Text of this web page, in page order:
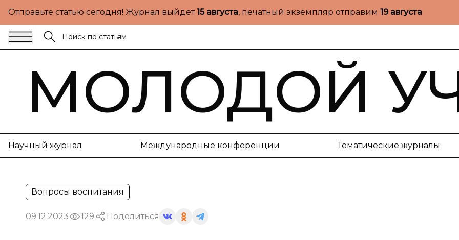
Отправьте статью сегодня! Журнал выйдет15 августа, печатный экземпляр отправим 19 августа
МОЛОДОЙ
Научный журнал Международные конференции Тематические журналы
Вопросы воспитания
09.12.2023 129 Поделиться